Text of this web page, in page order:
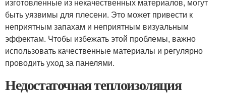
быть уязвимы для плесени. Это может привести к
неприятным запахам и неприятным визуальным
эффектам. Чтобы избежать этой проблемы, важно
использовать качественные материалы и регулярно
проводить уход за панелями.
Недостаточная теплоизоляция